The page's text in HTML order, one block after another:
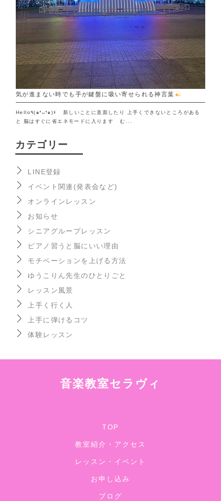
気が進まない時でも手が鍵盤に吸い寄せられる神言葉
Hello٩(๑❛ᴗ❛๑)۶ 新しいことに直面したり 上手くできないところがある
と 脳はすぐに省エネモードに入ります む...
カテゴリー
LINE登録
イベント関連(発表会など)
オンラインレッスン
お知らせ
シニアグループレッスン
ピアノ習うと脳にいい理由
モチベーションを上げる方法
ゆうこりん先生のひとりごと
レッスン風景
上手く行く人
上手に弾けるコツ
体験レッスン
音楽教室セラヴィ
TOP
教室紹介・アクセス
レッスン・イベント
お申し込み
ブログ